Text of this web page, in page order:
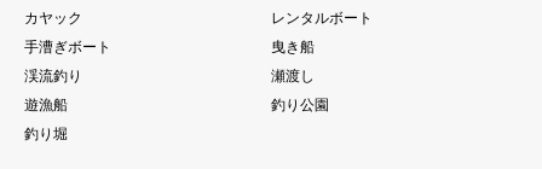
カヤック
レンタルボート
手漕ぎボート
曳き船
渓流釣り
瀬渡し
遊漁船
釣り公園
釣り堀